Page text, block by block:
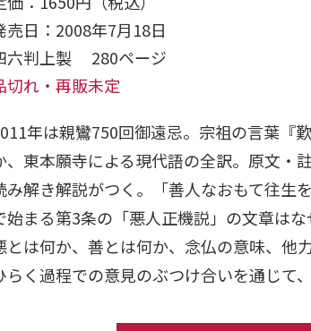
売日：2008年7月18日
六判上製 280ページ
切れ・再販未定
年は親鸞750回御遠忌。宗祖の言葉『
、東本願寺による現代語の全訳。原文・
み解き解説がつく。「善人なおもて往生
始まる第3条の「悪人正機説」の文章はな
とは何か、善とは何か、念仏の意味、他
らく過程での意見のぶつけ合いを通じて